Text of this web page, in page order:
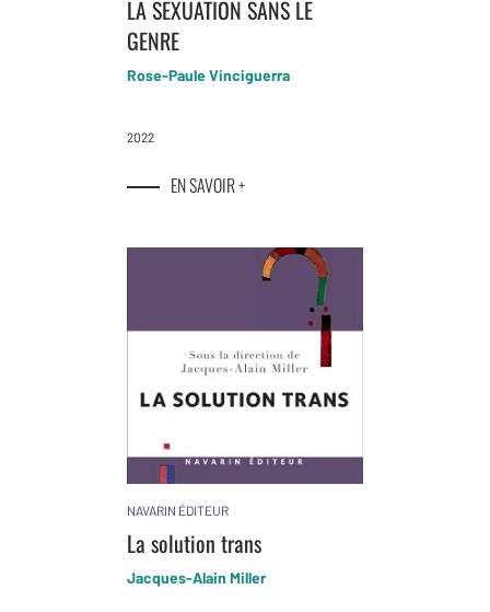
LA SEXUATION SANS LE
GENRE
Rose-Paule Vinciguerra
2022
EN SAVOIR +
NAVARIN ÉDITEUR
La solution trans
Jacques-Alain Miller